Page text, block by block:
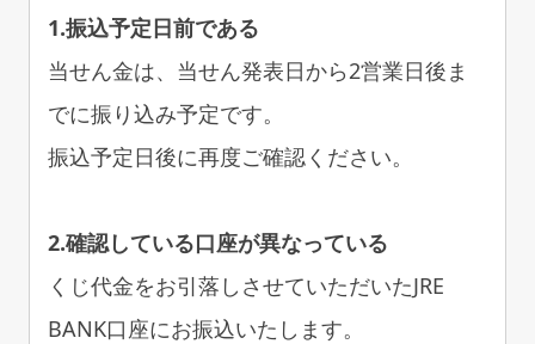
1.振込予定日前である
当せん金は、当せん発表日から2営業日後ま
でに振り込み予定です。
振込予定日後に再度ご確認ください。
2.確認している口座が異なっている
くじ代金をお引落しさせていただいたJRE
BANK口座にお振込いたします。